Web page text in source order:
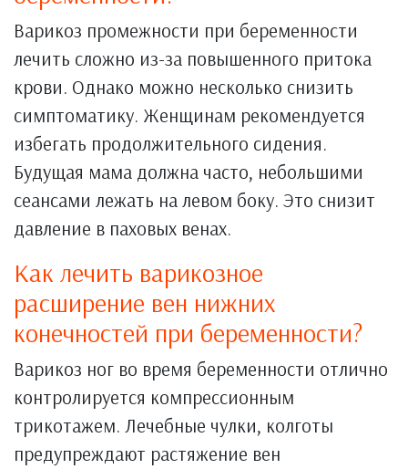
Варикоз промежности при беременности
лечить сложно из-за повышенного притока
крови. Однако можно несколько снизить
симптоматику. Женщинам рекомендуется
избегать продолжительного сидения.
Будущая мама должна часто, небольшими
сеансами лежать на левом боку. Это снизит
давление в паховых венах.
Как лечить варикозное
расширение вен нижних
конечностей при беременности?
Варикоз ног во время беременности отлично
контролируется компрессионным
трикотажем. Лечебные чулки, колготы
предупреждают растяжение вен